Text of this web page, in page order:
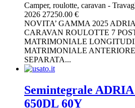
Camper, roulotte, caravan -
2026 27250.00 €
NOVITA’ GAMMA 2025
CARAVAN ROULOTTE 7
MATRIMONIALE
MATRIMONIALE
SEPARATA...
Semintegrale
650DL 60Y